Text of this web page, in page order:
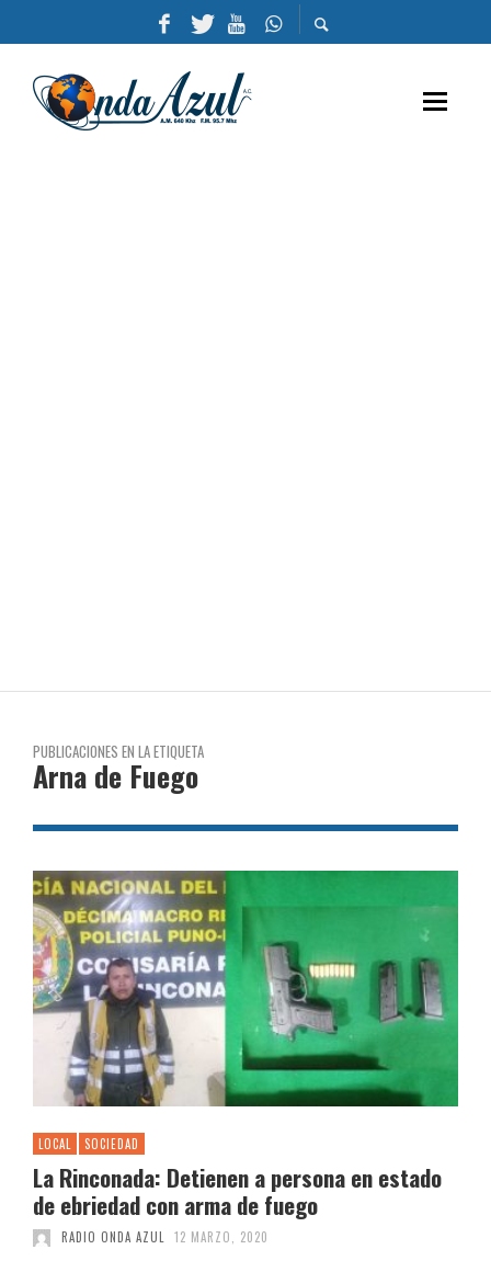
PUBLICACIONES EN LA ETIQUETA
Arna de Fuego
LOCAL SOCIEDAD
La Rinconada: Detienen a persona en estado
de ebriedad con arma de fuego
RADIO ONDA AZUL 12 MARZO, 2020